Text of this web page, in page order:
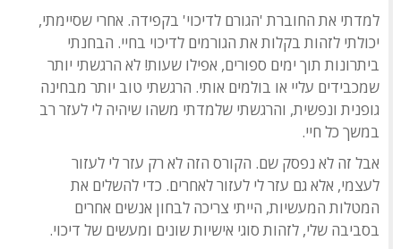
למדתי את החוברת 'הגורם לדיכוי' בקפידה. אחרי שסיימתי,
יכולתי לזהות בקלות את הגורמים לדיכוי בחיי. הבחנתי
ביתרונות תוך ימים ספורים, אפילו שעות! לא הרגשתי יותר
שמכבידים עליי או בולמים אותי. הרגשתי טוב יותר מבחינה
גופנית ונפשית, והרגשתי שלמדתי משהו שיהיה לי לעזר רב
במשך כל חיי.
אבל זה לא נפסק שם. הקורס הזה לא רק עזר לי לעזור
לעצמי, אלא גם עזר לי לעזור לאחרים. כדי להשלים את
המטלות המעשיות, הייתי צריכה לבחון אנשים אחרים
בסביבה שלי, לזהות סוגי אישיות שונים ומעשים של דיכוי.